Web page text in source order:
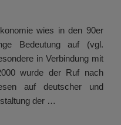
wies in den 90er
Bedeutung auf (vgl.
in Verbindung mit
wurde der Ruf nach
auf deutscher und
der …